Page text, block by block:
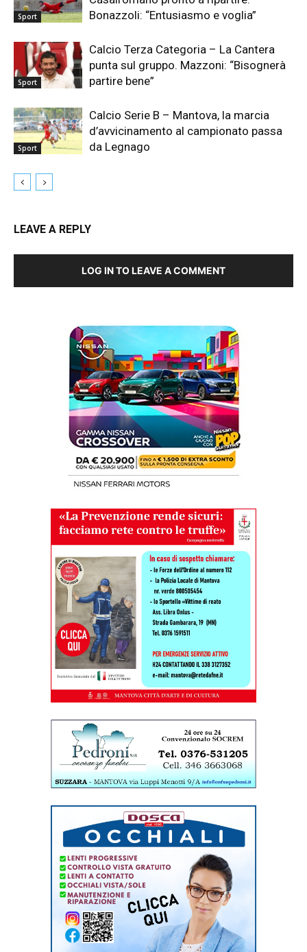
Sport
Bonazzoli: “Entusiasmo e voglia”
Sport
Calcio Terza Categoria – La Cantera
punta sul gruppo. Mazzoni: “Bisognerà
partire bene”
Sport
Calcio Serie B – Mantova, la marcia
d’avvicinamento al campionato passa
da Legnago
LEAVE A REPLY
LOG IN TO LEAVE A COMMENT